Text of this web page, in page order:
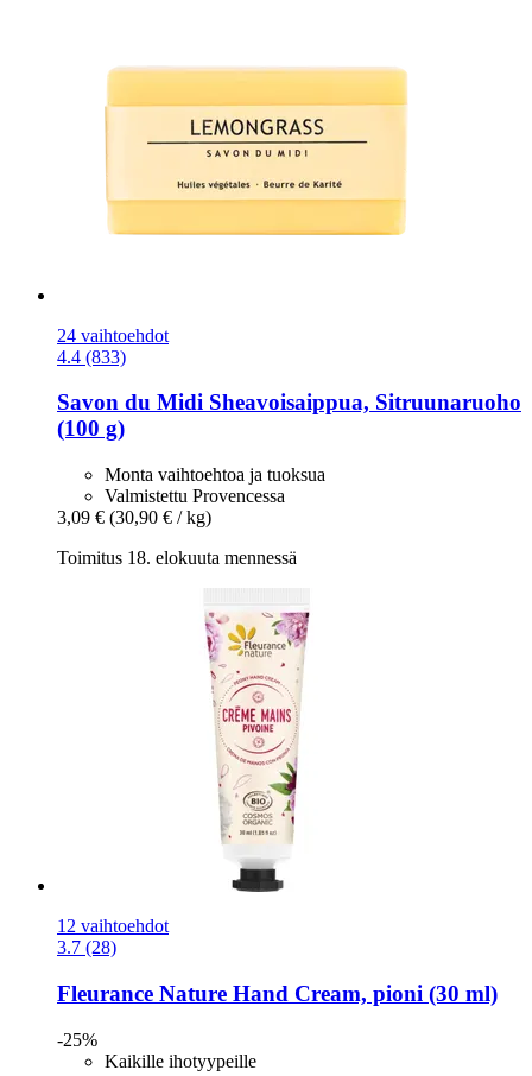
24 vaihtoehdot
4.4 (833)
Savon du Midi Sheavoisaippua, Sitruunaruoho
(100 g)
Monta vaihtoehtoa ja tuoksua
Valmistettu Provencessa
3,09 € (30,90 € / kg)
Toimitus 18. elokuuta mennessä
12 vaihtoehdot
3.7 (28)
Fleurance Nature Hand Cream, pioni (30 ml)
-25%
Kaikille ihotyypeille